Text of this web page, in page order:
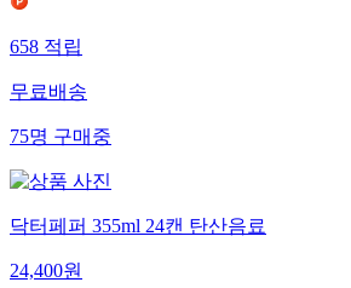
658적립
무료배송
75명구매중
닥터페퍼 355ml 24캔 탄산음료
24,400원